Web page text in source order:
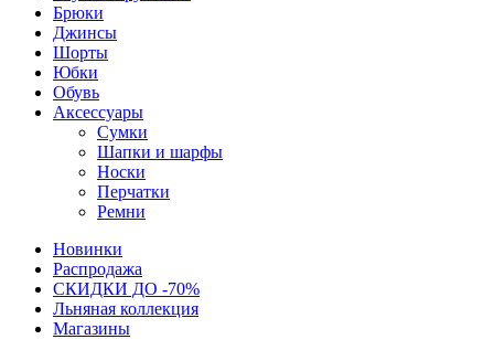
Брюки
Джинсы
Шорты
Юбки
Обувь
Аксессуары
Сумки
Шапки и шарфы
Носки
Перчатки
Ремни
Новинки
Распродажа
СКИДКИ ДО -70%
Льняная коллекция
Магазины